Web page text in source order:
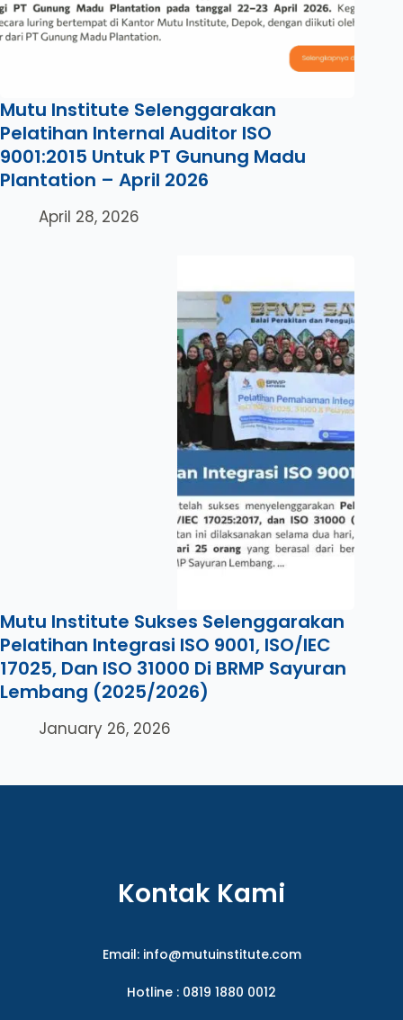
Mutu Institute Selenggarakan
Pelatihan Internal Auditor ISO
9001:2015 Untuk PT Gunung Madu
Plantation – April 2026
April 28, 2026
Mutu Institute Sukses Selenggarakan
Pelatihan Integrasi ISO 9001, ISO/IEC
17025, Dan ISO 31000 Di BRMP Sayuran
Lembang (2025/2026)
January 26, 2026
Kontak Kami
Email: info@mutuinstitute.com
Hotline : 0819 1880 0012